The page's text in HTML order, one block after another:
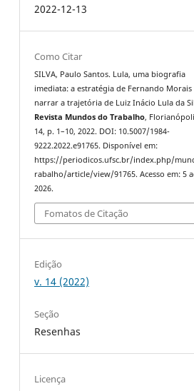
2022-12-13
Como Citar
SILVA, Paulo Santos. Lula, uma biografia
imediata: a estratégia de Fernando Morais
narrar a trajetória de Luiz Inácio Lula da
Revista Mundos do Trabalho,
14, p. 1–10, 2022. DOI: 10.5007/1984-
9222.2022.e91765. Disponível em:
https://periodicos.ufsc.br/index.php/
rabalho/article/view/91765. Acesso em: 5
2026.
Fomatos de Citação
Edição
v. 14 (2022)
Seção
Resenhas
Licença